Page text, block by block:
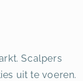
Scalpers
uit te voeren.